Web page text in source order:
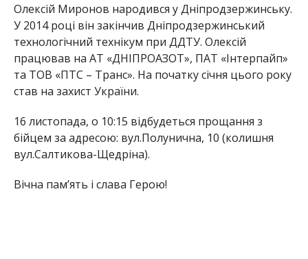
Олексій Миронов народився у Дніпродзержинську.
У 2014 році він закінчив Дніпродзержинський
технологічний технікум при ДДТУ. Олексій
працював на АТ «ДНІПРОАЗОТ», ПАТ «Інтерпайп»
та ТОВ «ПТС – Транс». На початку січня цього року
став на захист України.
16 листопада, о 10:15 відбудеться прощання з
бійцем за адресою: вул.Полунична, 10 (колишня
вул.Салтикова-Щедріна).
Вічна пам’ять і слава Герою!